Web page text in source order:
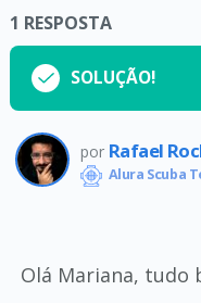
1 RESPOSTA
SOLUÇÃO!
por Rafael
Alura Scuba
Olá Mariana, tudo